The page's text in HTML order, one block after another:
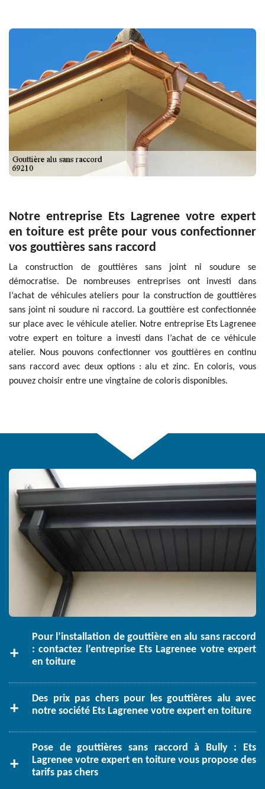
Notre entreprise Ets Lagrenee votre expert
en toiture est prête pour vous confectionner
vos gouttières sans raccord
La construction de gouttières sans joint ni soudure se
démocratise. De nombreuses entreprises ont investi dans
l’achat de véhicules ateliers pour la construction de gouttières
sans joint ni soudure ni raccord. La gouttière est confectionnée
sur place avec le véhicule atelier. Notre entreprise Ets Lagrenee
votre expert en toiture a investi dans l’achat de ce véhicule
atelier. Nous pouvons confectionner vos gouttières en continu
sans raccord avec deux options : alu et zinc. En coloris, vous
pouvez choisir entre une vingtaine de coloris disponibles.
Pour l’installation de gouttière en alu sans raccord
: contactez l’entreprise Ets Lagrenee votre expert
en toiture
Des prix pas chers pour les gouttières alu avec
notre société Ets Lagrenee votre expert en toiture
Pose de gouttières sans raccord à Bully : Ets
Lagrenee votre expert en toiture vous propose des
tarifs pas chers